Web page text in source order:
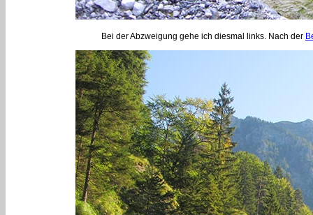
Bei der Abzweigung gehe ich diesmal links. Nach der